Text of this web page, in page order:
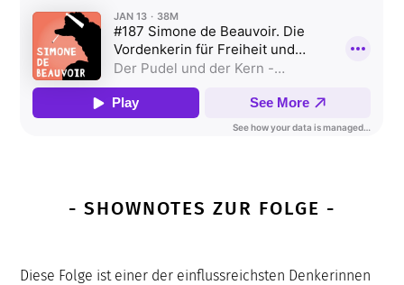
- SHOWNOTES ZUR FOLGE -
Diese Folge ist einer der einflussreichsten Denkerinnen